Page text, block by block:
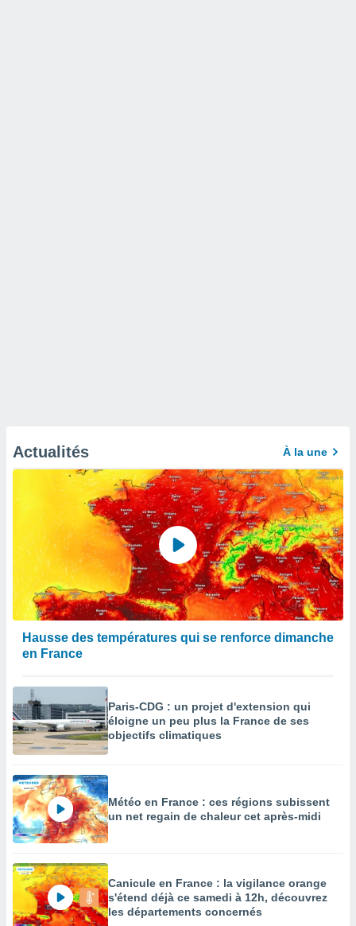
Actualités À la une
Hausse des températures qui se renforce dimanche
en France
Paris-CDG : un projet d'extension qui
éloigne un peu plus la France de ses
objectifs climatiques
Météo en France : ces régions subissent
un net regain de chaleur cet après-midi
Canicule en France : la vigilance orange
s'étend déjà ce samedi à 12h, découvrez
les départements concernés